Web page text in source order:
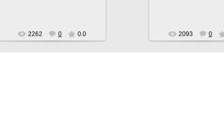
2262 0 0.0 2093 0